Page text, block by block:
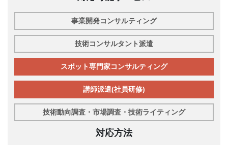
事業開発コンサルティング
技術コンサルタント派遣
スポット専門家コンサルティング
講師派遣(社員研修)
技術動向調査・市場調査・技術ライティング
対応方法